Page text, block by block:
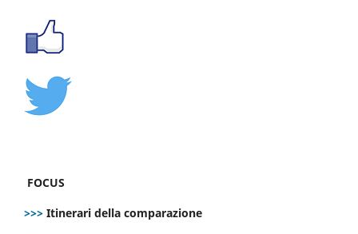
FOCUS
>>> Itinerari della comparazione